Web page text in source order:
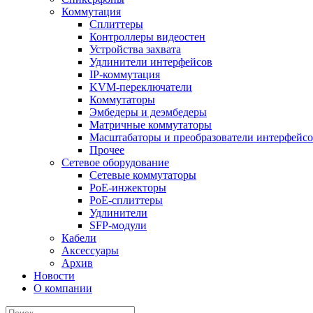
Коммутация
Сплиттеры
Контроллеры видеостен
Устройства захвата
Удлинители интерфейсов
IP-коммутация
KVM-переключатели
Коммутаторы
Эмбедеры и деэмбедеры
Матричные коммутаторы
Масштабаторы и преобразователи
Прочее
Сетевое оборудование
Сетевые коммутаторы
PoE-инжекторы
PoE-сплиттеры
Удлинители
SFP-модули
Кабели
Аксессуары
Архив
Новости
О компании